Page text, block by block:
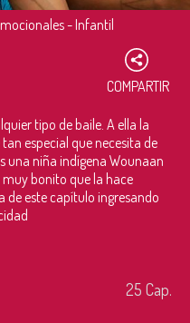
- Infantil
COMPARTIR
tipo de baile. A ella la
especial que necesita de
una niña indígena Wounaan
bonito que la hace
de este capítulo ingresando
25 Cap.